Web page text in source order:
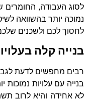
לסוג העבודה,
נמוכה יותר בהשוואה
לחסוך לכם ולשכנים
בנייה קלה
רבים מחפשים לדעת
בנייה עם עלויות
לא אחידה והיא לרוב